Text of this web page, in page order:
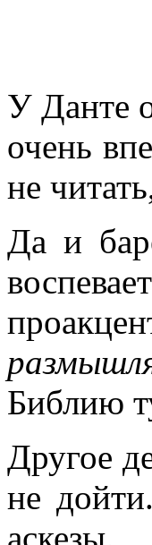
У Данте
очень
не
Да и
Библию
Другое
не